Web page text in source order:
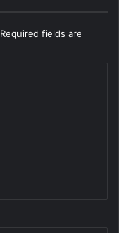
Required fields are